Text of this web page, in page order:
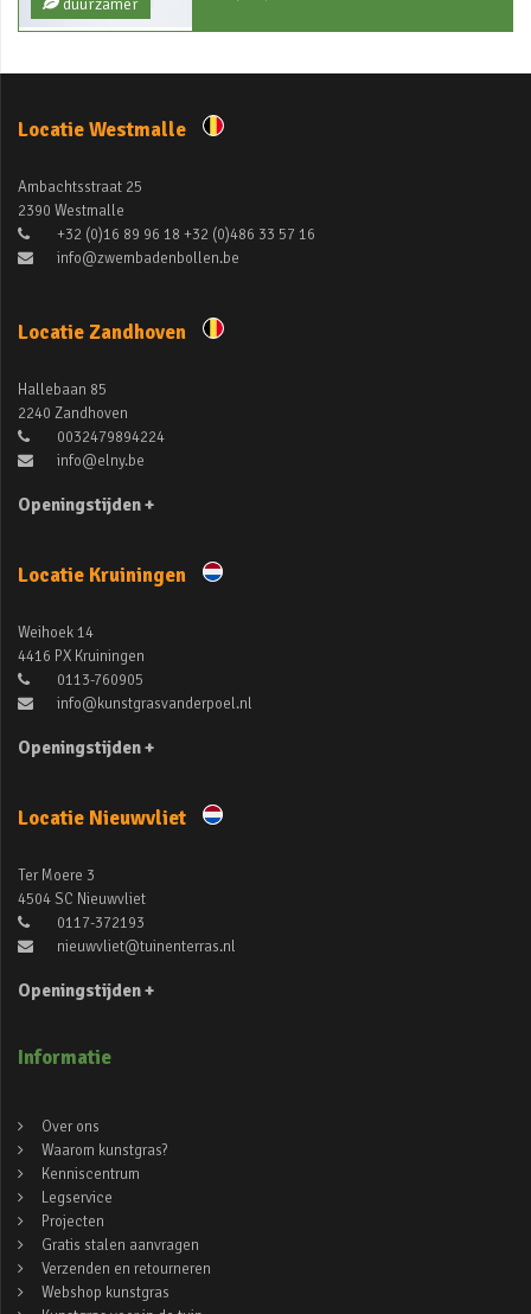
duurzamer
Locatie Westmalle
Ambachtsstraat 25
2390 Westmalle
+32 (0)16 89 96 18 +32 (0)486 33 57 16
info@zwembadenbollen.be
Locatie Zandhoven
Hallebaan 85
2240 Zandhoven
0032479894224
info@elny.be
Openingstijden +
Locatie Kruiningen
Weihoek 14
4416 PX Kruiningen
0113-760905
info@kunstgrasvanderpoel.nl
Openingstijden +
Locatie Nieuwvliet
Ter Moere 3
4504 SC Nieuwvliet
0117-372193
nieuwvliet@tuinenterras.nl
Openingstijden +
Informatie
Over ons
Waarom kunstgras?
Kenniscentrum
Legservice
Projecten
Gratis stalen aanvragen
Verzenden en retourneren
Webshop kunstgras